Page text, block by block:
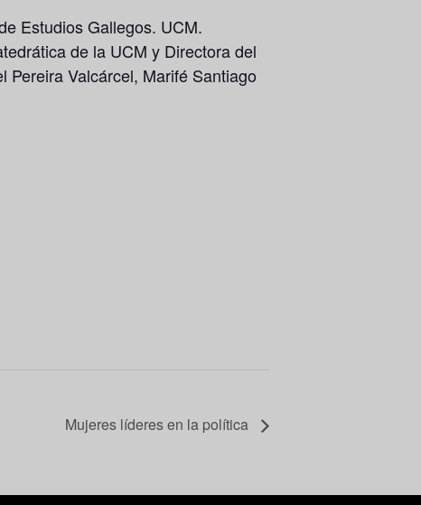
Estudios Gallegos. UCM.
de la UCM y Directora del
Pereira Valcárcel, Marifé Santiago
Mujeres líderes en la política